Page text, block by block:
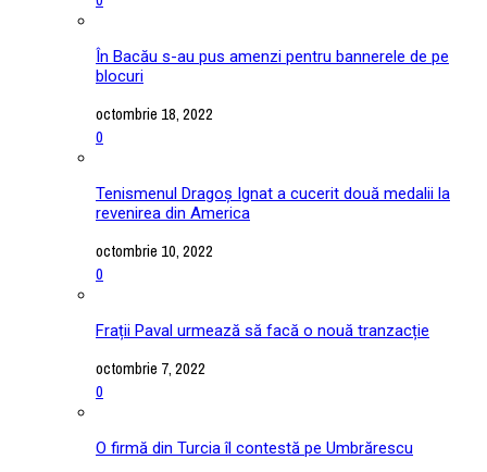
În Bacău s-au pus amenzi pentru bannerele de pe
blocuri
octombrie 18, 2022
0
Tenismenul Dragoș Ignat a cucerit două medalii la
revenirea din America
octombrie 10, 2022
0
Frații Paval urmează să facă o nouă tranzacție
octombrie 7, 2022
0
O firmă din Turcia îl contestă pe Umbrărescu